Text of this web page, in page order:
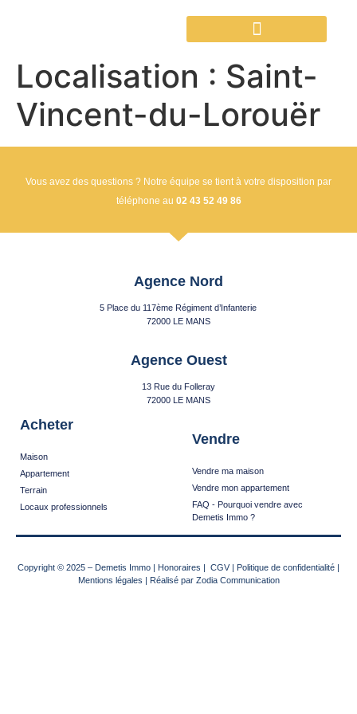
Localisation : Saint-
Vincent-du-Lorouër
Vous avez des questions ? Notre équipe se tient à votre disposition par
téléphone au 02 43 52 49 86
Agence Nord
5 Place du 117ème Régiment d’Infanterie
72000 LE MANS
Agence Ouest
13 Rue du Folleray
72000 LE MANS
Acheter
Maison
Appartement
Terrain
Locaux professionnels
Vendre
Vendre ma maison
Vendre mon appartement
FAQ - Pourquoi vendre avec
Demetis Immo ?
Copyright © 2025 – Demetis Immo | Honoraires | CGV| Politique de confidentialité |
Mentions légales | Réalisé par Zodia Communication